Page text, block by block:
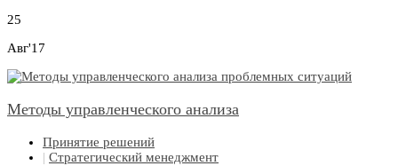
25
Авг'17
Методы управленческого анализа
Принятие решений
| Стратегический менеджмент